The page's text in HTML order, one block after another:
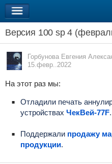
Версия 100 sp 4
Горбунова Евгения
15.февр..2022
На этот раз мы:
Отладили печать
устройствах ЧекВей-77F.
Поддержали продажу
продукции.